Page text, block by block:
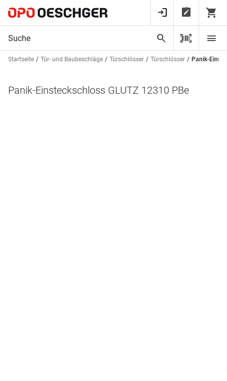
Startseite Tür- und Baubeschläge Türschlösser Türschlösser Panik-
Panik-Einsteckschloss GLUTZ 12310 PBe